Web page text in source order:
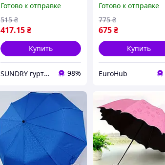
Готово к отправке
417.15₴
515 ₴
Купить
SUNDRY гуртово-роздрібний інтернет-магазин 98%
карбоновых спиц
Коричневый
Готово к отправке
675₴
775 ₴
Купить
EuroHub